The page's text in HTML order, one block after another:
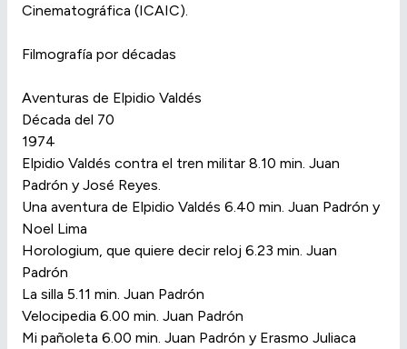
Cinematográfica (ICAIC).
Filmografía por décadas
Aventuras de Elpidio Valdés
Década del 70
1974
Elpidio Valdés contra el tren militar 8.10 min. Juan
Padrón y José Reyes.
Una aventura de Elpidio Valdés 6.40 min. Juan Padrón y
Noel Lima
Horologium, que quiere decir reloj 6.23 min. Juan
Padrón
La silla 5.11 min. Juan Padrón
Velocipedia 6.00 min. Juan Padrón
Mi pañoleta 6.00 min. Juan Padrón y Erasmo Juliaca